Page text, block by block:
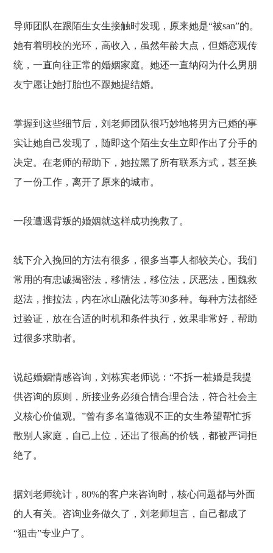
导师团队在跟陌生女生接触时发现，原来她是“被san”的。
她有着明校的光环，高收入，虽然年龄大点，但婚恋观传
统，一直向往正常的婚姻家庭。她还一直纳闷为什么男朋
友宁愿让她打胎也不跟她提结婚。
掌握到这些细节后，刘老师团队很巧妙地将男方已婚的事
实让她自己发现了，随即这个陌生女生立即作出了分手的
决定。在老师的帮助下，她拉黑了所有联系方式，甚至换
了一份工作，离开了原来的城市。
一段遭遇背叛的婚姻就这样成功挽救了。
线下介入挽回的方法有很多，很多当事人都较关心。我们
常用的有忠诚揭密法，移情法，移位法，厌恶法，围魏救
赵法，推拉法，内在冰山融化法等30多种。每种方法都经
过验证，放在合适的时机和条件执行，效果非常好，帮助
过很多求助者。
说起婚姻情感咨询，刘栋宾老师说：“不拆一桩婚是我提
供咨询的原则，所接业务必须合情合理合法，符合社会主
义核心价值观。”曾有多名道德观不正的女生希望帮忙拆
散别人家庭，自己上位，还出了很高的价钱，都被严词拒
绝了。
据刘老师统计，80%的客户来咨询时，核心问题都与外面
的人有关。咨询业务做久了，刘老师坦言，自己都成了
“狙击”专业户了。